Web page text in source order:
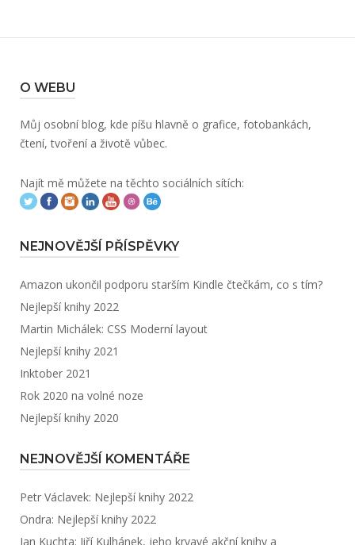
O WEBU
Můj osobní blog, kde píšu hlavně o grafice, fotobankách,
čtení, tvoření a životě vůbec.
Najít mě můžete na těchto sociálních sítích:
NEJNOVĚJŠÍ PŘÍSPĚVKY
Amazon ukončil podporu starším Kindle čtečkám, co s tím?
Nejlepší knihy 2022
Martin Michálek: CSS Moderní layout
Nejlepší knihy 2021
Inktober 2021
Rok 2020 na volné noze
Nejlepší knihy 2020
NEJNOVĚJŠÍ KOMENTÁŘE
Petr Václavek: Nejlepší knihy 2022
Ondra: Nejlepší knihy 2022
Jan Kuchta: Jiří Kulhánek, jeho krvavé akční knihy a